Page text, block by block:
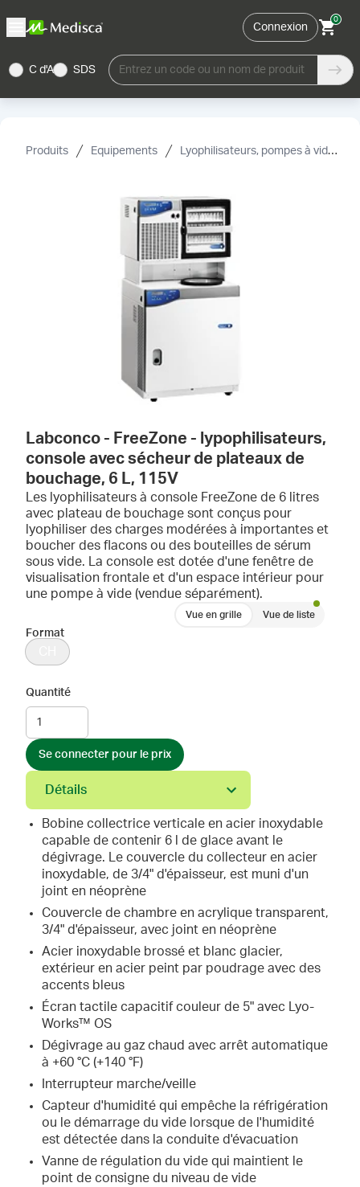
Connexion
0
C d'A SDS Entrez un code ou un nom de produit
Produits Equipements Lyophilisateurs, pompes à vide et accessoires
Labconco - FreeZone - lypophilisateurs,
console avec sécheur de plateaux de
bouchage, 6 L, 115V
Les lyophilisateurs à console FreeZone de 6 litres
avec plateau de bouchage sont conçus pour
lyophiliser des charges modérées à importantes et
boucher des flacons ou des bouteilles de sérum
sous vide. La console est dotée d'une fenêtre de
visualisation frontale et d'un espace intérieur pour
une pompe à vide (vendue séparément).
Vue en grille Vue de liste
Format
Quantité
Se connecter pour le prix
Détails
Bobine collectrice verticale en acier inoxydable
capable de contenir 6 l de glace avant le
dégivrage. Le couvercle du collecteur en acier
inoxydable, de 3/4" d'épaisseur, est muni d'un
joint en néoprène
Couvercle de chambre en acrylique transparent,
3/4" d'épaisseur, avec joint en néoprène
Acier inoxydable brossé et blanc glacier,
extérieur en acier peint par poudrage avec des
accents bleus
Écran tactile capacitif couleur de 5" avec Lyo-
Works™ OS
Dégivrage au gaz chaud avec arrêt automatique
à +60 °C (+140 °F)
Interrupteur marche/veille
Capteur d'humidité qui empêche la réfrigération
ou le démarrage du vide lorsque de l'humidité
est détectée dans la conduite d'évacuation
Vanne de régulation du vide qui maintient le
point de consigne du niveau de vide